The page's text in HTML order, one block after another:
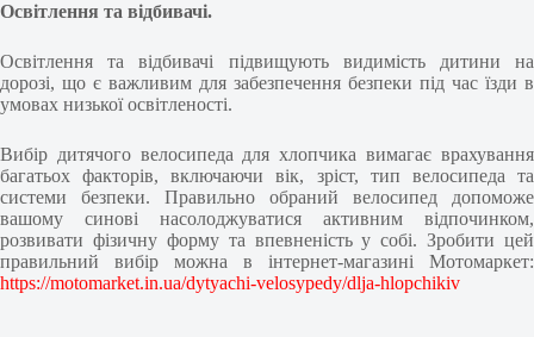
Освітлення та відбивачі.
Освітлення та відбивачі підвищують видимість дитини на
дорозі, що є важливим для забезпечення безпеки під час їзди в
умовах низької освітленості.
Вибір дитячого велосипеда для хлопчика вимагає врахування
багатьох факторів, включаючи вік, зріст, тип велосипеда та
системи безпеки. Правильно обраний велосипед допоможе
вашому синові насолоджуватися активним відпочинком,
розвивати фізичну форму та впевненість у собі. Зробити цей
правильний вибір можна в інтернет-магазині Мотомаркет:
https://motomarket.in.ua/dytyachi-velosypedy/dlja-hlopchikiv